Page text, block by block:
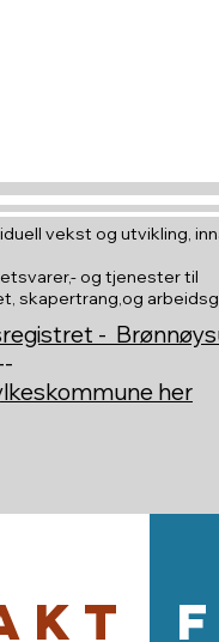
vekst og utvikling,
og tjenester til
skapertrang,og
-
her